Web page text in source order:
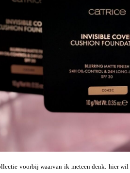
voorbij waarvan ik meteen denk: hier